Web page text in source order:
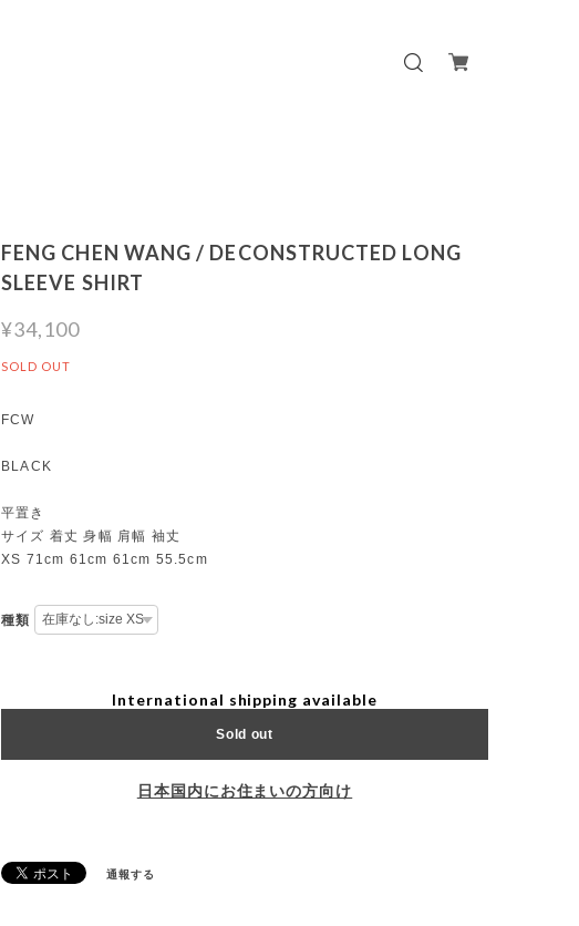
FENG CHEN WANG / DECONSTRUCTED LONG
SLEEVE SHIRT
¥34,100
SOLD OUT
FCW
BLACK
平置き
サイズ 着丈 身幅 肩幅 袖丈
XS 71cm 61cm 61cm 55.5cm
種類
International shipping available
Sold out
日本国内にお住まいの方向け
通報する